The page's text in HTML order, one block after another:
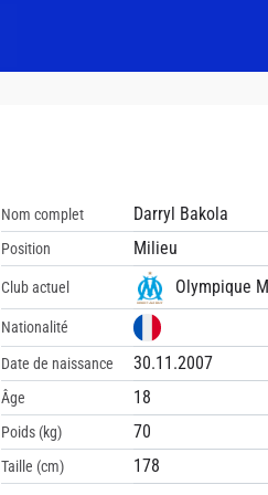
Nom complet Darryl Bakola
Position Milieu
Club actuel Olympique
Nationalité
Date de naissance 30.11.2007
Âge 18
Poids (kg) 70
Taille (cm) 178